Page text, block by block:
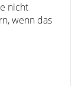
nicht
wenn das